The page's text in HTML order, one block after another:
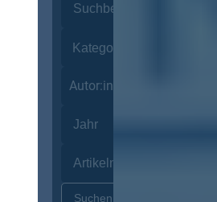
Autor:innen